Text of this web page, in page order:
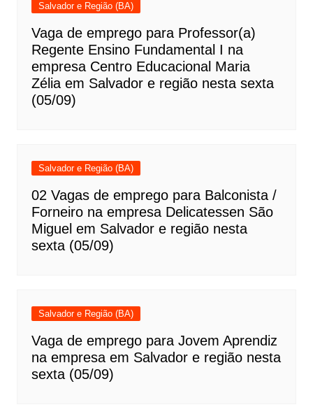
Salvador e Região (BA)
Vaga de emprego para Professor(a)
Regente Ensino Fundamental I na
empresa Centro Educacional Maria
Zélia em Salvador e região nesta sexta
(05/09)
Salvador e Região (BA)
02 Vagas de emprego para Balconista /
Forneiro na empresa Delicatessen São
Miguel em Salvador e região nesta
sexta (05/09)
Salvador e Região (BA)
Vaga de emprego para Jovem Aprendiz
na empresa em Salvador e região nesta
sexta (05/09)